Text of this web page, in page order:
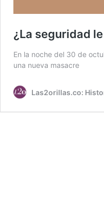
¿La seguridad
En la noche del 30 de
una nueva masacre
Las2orillas.co: